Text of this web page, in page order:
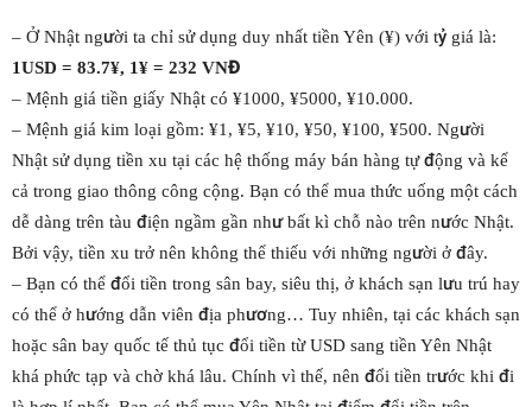
– Ở Nhật người ta chỉ sử dụng duy nhất tiền Yên (¥) với tỷ giá là:
1USD = 83.7¥, 1¥ = 232 VNĐ
– Mệnh giá tiền giấy Nhật có ¥1000, ¥5000, ¥10.000.
– Mệnh giá kim loại gồm: ¥1, ¥5, ¥10, ¥50, ¥100, ¥500. Người
Nhật sử dụng tiền xu tại các hệ thống máy bán hàng tự động và kể
cả trong giao thông công cộng. Bạn có thể mua thức uống một cách
dễ dàng trên tàu điện ngầm gần như bất kì chỗ nào trên nước Nhật.
Bởi vậy, tiền xu trở nên không thể thiếu với những người ở đây.
– Bạn có thể đổi tiền trong sân bay, siêu thị, ở khách sạn lưu trú hay
có thể ở hướng dẫn viên địa phương… Tuy nhiên, tại các khách sạn
hoặc sân bay quốc tế thủ tục đổi tiền từ USD sang tiền Yên Nhật
khá phức tạp và chờ khá lâu. Chính vì thế, nên đổi tiền trước khi đi